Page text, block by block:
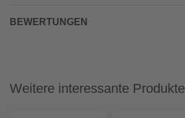
BEWERTUNGEN
Weitere interessante Produkte